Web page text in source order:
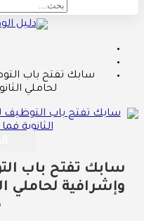
سابك تفتح باب
لحاملي
سابك تفتح باب
وإشرافية لحاملي